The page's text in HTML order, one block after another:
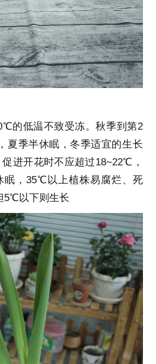
的低温不致受冻。秋季到第2
夏季半休眠，冬季适宜的生长
进开花时不应超过18~22℃，
，35℃以上植株易腐烂、死
5℃以下则生长